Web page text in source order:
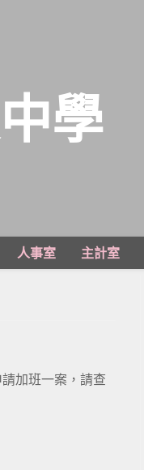
學
人事室 主計室
加班一案，請查